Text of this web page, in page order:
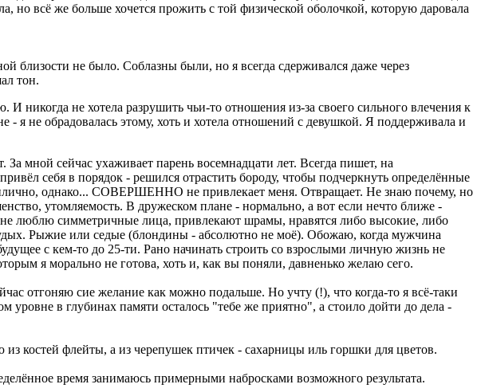
всё же больше хочется прожить с той физической оболочкой, которую даровала
близости не было. Соблазны были, но я всегда сдерживался даже через
тон.
не хотела разрушить чьи-то отношения из-за своего сильного влечения к
я не обрадовалась этому, хоть и хотела отношений с девушкой. Я поддерживала и
мной сейчас ухаживает парень восемнадцати лет. Всегда пишет, на
себя в порядок - решился отрастить бороду, чтобы подчеркнуть определённые
однако... СОВЕРШЕННО не привлекает меня. Отвращает. Не знаю почему, но
утомляемость. В дружеском плане - нормально, а вот если нечто ближе -
люблю симметричные лица, привлекают шрамы, нравятся либо высокие, либо
Рыжие или седые (блондины - абсолютно не моё). Обожаю, когда мужчина
с кем-то до 25-ти. Рано начинать строить со взрослыми личную жизнь не
я морально не готова, хоть и, как вы поняли, давненько желаю сего.
отгоняю сие желание как можно подальше. Но учту (!), что когда-то я всё-таки
в глубинах памяти осталось "тебе же приятно", а стоило дойти до дела -
костей флейты, а из черепушек птичек - сахарницы иль горшки для цветов.
время занимаюсь примерными набросками возможного результата.